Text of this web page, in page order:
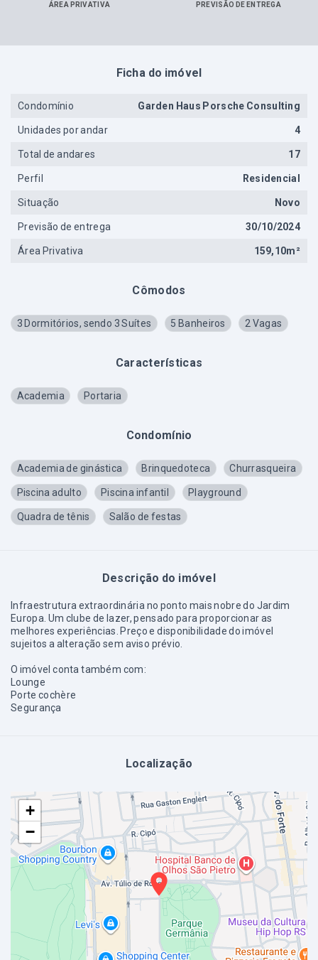
ÁREA PRIVATIVA PREVISÃO DE ENTREGA
Cômodos
3 Dormitórios, sendo 3 Suítes 5 Banheiros 2 Vagas
Características
Academia Portaria
Condomínio
Academia de ginástica Brinquedoteca Churrasqueira
Piscina adulto Piscina infantil Playground
Quadra de tênis Salão de festas
Descrição do imóvel
Infraestrutura extraordinária no ponto mais nobre do Jardim
Europa. Um clube de lazer, pensado para proporcionar as
melhores experiências. Preço e disponibilidade do imóvel
sujeitos a alteração sem aviso prévio.
O imóvel conta também com:
Lounge
Porte cochère
Segurança
Localização
+
−
Ficha do imóvel
Condomínio Garden Haus Porsche Consulting
Unidades por andar 4
Total de andares 17
Perfil Residencial
Situação Novo
Previsão de entrega 30/10/2024
Área Privativa 159,10m²